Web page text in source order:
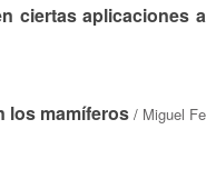
ciertas aplicaciones
los mamíferos / Miguel